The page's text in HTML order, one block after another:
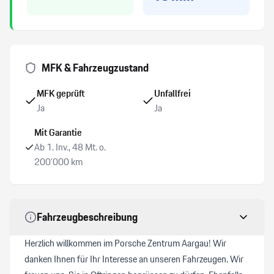
Keine Gewähr auf die Angaben der Serienausstattungen
Servotronic
Ambientebeleuchtung
Park-Distanz-Sensor v+h/ Rückfahrkamera/ Surround
On-Board Lader
MFK & Fahrzeugzustand
MFK geprüft
Ja
Unfallfrei
Ja
Mit Garantie
Ab 1. Inv., 48 Mt. o.
200’000 km
Fahrzeugbeschreibung
Herzlich willkommen im Porsche Zentrum Aargau! Wir
danken Ihnen für Ihr Interesse an unseren Fahrzeugen. Wir